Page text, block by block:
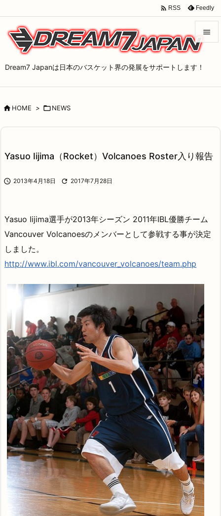
Dream7 Japanは日本のバスケット界の発展をサポートします！


サイド


 RSS Feedly
HOME > NEWS
Yasuo Iijima（Rocket）Volcanoes Roster入り報告
 2013年4月18日  2017年7月28日
Yasuo Iijima選手が2013年シーズン 2011年IBL優勝チーム
Vancouver Volcanoesのメンバーとして参戦する事が決定
しました。
http://www.ibl.com/vancouver_volcanoes/team.php